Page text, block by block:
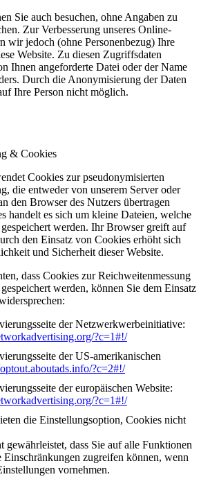
Sie auch besuchen, ohne Angaben zu
Zur Verbesserung unseres Online-
wir jedoch (ohne Personenbezug) Ihre
Website. Zu diesen Zugriffsdaten
Ihnen angeforderte Datei oder der Name
Durch die Anonymisierung der Daten
Ihre Person nicht möglich.
& Cookies
Cookies zur pseudonymisierten
die entweder von unserem Server oder
den Browser des Nutzers übertragen
handelt es sich um kleine Dateien, welche
werden. Ihr Browser greift auf
den Einsatz von Cookies erhöht sich
und Sicherheit dieser Website.
dass Cookies zur Reichweitenmessung
werden, können Sie dem Einsatz
der Netzwerkwerbeinitiative:
?c=1#!/
der US-amerikanischen
?c=2#!/
der europäischen Website:
?c=1#!/
die Einstellungsoption, Cookies nicht
gewährleistet, dass Sie auf alle Funktionen
Einschränkungen zugreifen können, wenn
vornehmen.